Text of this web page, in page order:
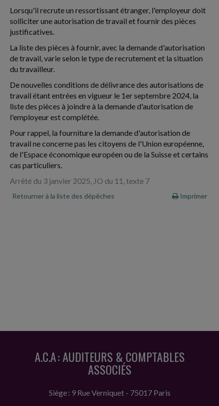
Lorsqu'il recrute un ressortissant étranger, l'employeur doit
solliciter une autorisation de travail et fournir des pièces
justificatives.
La liste des pièces à fournir, avec la demande d'autorisation
de travail, varie selon le type de recrutement et la situation
du travailleur.
De nouvelles conditions de délivrance des autorisations de
travail étant entrées en vigueur le 1er septembre 2024, la
liste des pièces à joindre à la demande d'autorisation de
l'employeur est complétée.
Pour rappel, la fourniture la demande d'autorisation de
travail ne concerne pas les citoyens de l'Union européenne,
de l'Espace économique européen ou de la Suisse et certains
cas particuliers.
Arrêté du 3 janvier 2025, JO du 11, texte 7
Retourner à la liste des dépêches Imprimer
A.C.A : AUDITEURS & COMPTABLES
ASSOCIÉS
Siège : 9 Rue Verniquet - 75017 Paris